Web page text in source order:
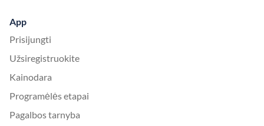
App
Prisijungti
Užsiregistruokite
Kainodara
Programėlės etapai
Pagalbos tarnyba